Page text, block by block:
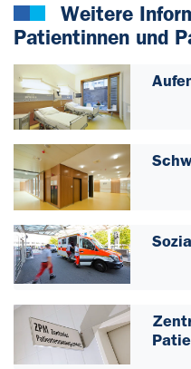
Weitere
Patientinnen und